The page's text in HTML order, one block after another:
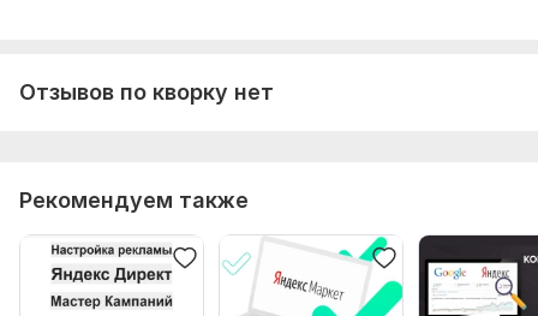
Отзывов по кворку нет
Рекомендуем также